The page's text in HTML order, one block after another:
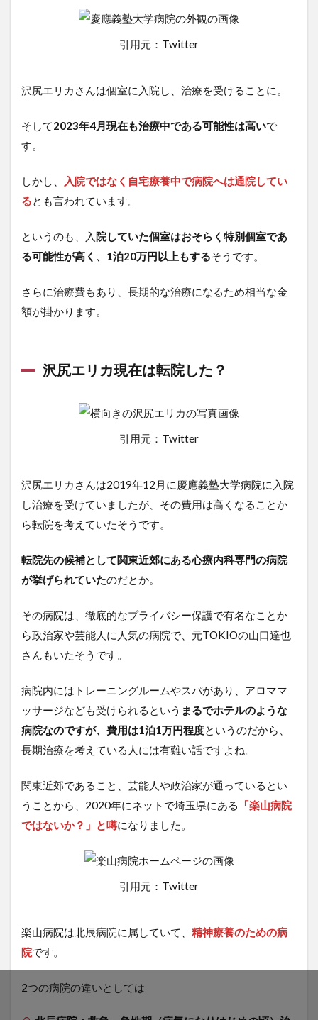
引用元：Twitter
沢尻エリカさんは個室に入院し、治療を受けることに。
そして2023年4月現在も治療中である可能性は高いで
す。
しかし、
入院ではなく自宅療養中で病院へは通院してい
るとも言われています。
というのも、入院していた個室はおそらく特別個室であ
る可能性が高く、1泊20万円以上もするそうです。
さらに治療費もあり、長期的な治療になるため相当な金
額が掛かります。
沢尻エリカ現在は転院した？
引用元：Twitter
沢尻エリカさんは2019年12月に慶應義塾大学病院に入院
し治療を受けていましたが、その費用は高くなることか
ら転院を考えていたそうです。
転院先の候補として関東近郊にある心療内科専門の病院
が挙げられていたのだとか。
その病院は、徹底的なプライバシー保護で有名なことか
ら政治家や芸能人に人気の病院で、元TOKIOの山口達也
さんもいたそうです。
病院内にはトレーニングルームやスパがあり、アロママ
ッサージなども受けられるという まるでホテルのような
病院なのですが、費用は1泊1万円程度というのだから、
長期治療を考えている人には有難い話ですよね。
関東近郊であること、芸能人や政治家が通っているとい
うことから、2020年にネットで埼玉県にある
「楽山病院
ではないか？」と噂になりました。
引用元：Twitter
楽山病院は北辰病院に属していて、 精神療養のための病
院です。
2つの病院の違いとしては